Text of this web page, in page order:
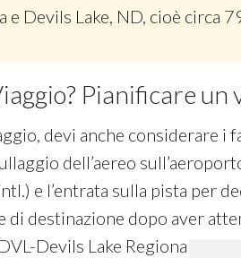
e Devils Lake, ND, cioè circa
Pianificare un
devi anche considerare i
dell’aereo
e l’entrata sulla pista per
di destinazione dopo aver
Devils Lake Regional) .